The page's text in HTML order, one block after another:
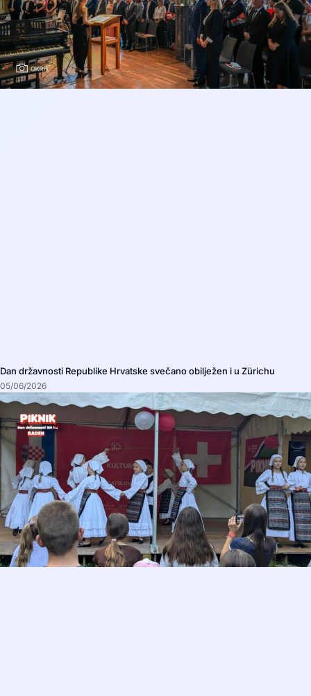
Dan državnosti Republike Hrvatske svečano obilježen i u Zürichu
05/06/2026